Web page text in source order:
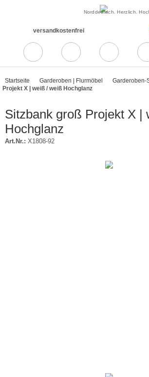
Norddeutsch. Herzlich.
versandkostenfrei
Startseite Garderoben | Flurmöbel Garderoben-
Projekt X | weiß / weiß Hochglanz
Sitzbank groß Projekt X |
Hochglanz
Art.Nr.: X1808-92